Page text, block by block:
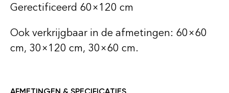
Gerectificeerd 60×120 cm
Ook verkrijgbaar in de afmetingen: 60×60
cm, 30×120 cm, 30×60 cm.
AFMETINGEN & SPECIFICATIES